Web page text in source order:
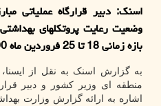
اسنک: دبیر قرارگاه عملیاتی
وضعیت رعایت پروتکلهای
بازه زمانی 18 تا 25 فروردین ماه 1400، را اعلام نمود.
به گزارش اسنک به نقل از
منطقه ای وزیر کشور و دبیر
اشاره به ارائه گزارش وزارت